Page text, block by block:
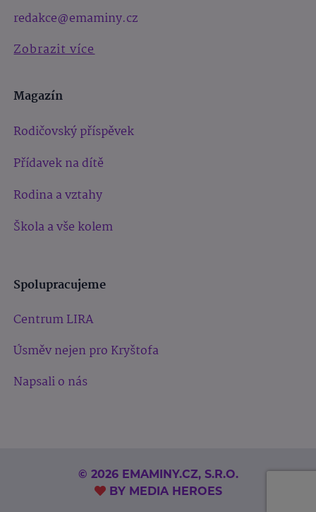
redakce@emaminy.cz
Zobrazit více
Magazín
Rodičovský příspěvek
Přídavek na dítě
Rodina a vztahy
Škola a vše kolem
Spolupracujeme
Centrum LIRA
Úsměv nejen pro Kryštofa
Napsali o nás
© 2026 EMAMINY.CZ, S.R.O.
BY MEDIA HEROES